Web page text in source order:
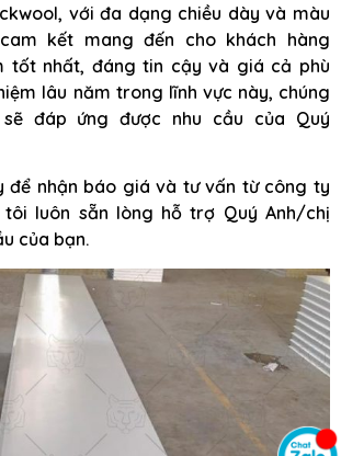
với đa dạng chiều dày và màu
kết mang đến cho khách hàng
tốt nhất, đáng tin cậy và giá cả phù
lâu năm trong lĩnh vực này, chúng
đáp ứng được nhu cầu của Quý
để nhận báo giá và tư vấn từ công ty
tôi luôn sẵn lòng hỗ trợ Quý Anh/chị
của bạn.